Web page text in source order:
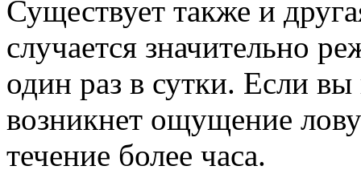
Существует также и
случается значительно
один раз в сутки. Если вы
возникнет ощущение
течение более часа.